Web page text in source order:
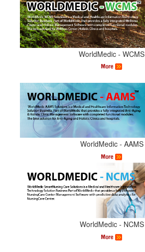
WorldMedic - WCMS
WorldMedic - AAMS
WorldMedic - NCMS